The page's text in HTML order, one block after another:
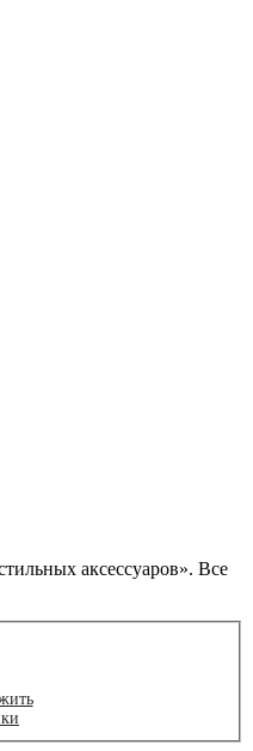
аксессуаров». Все